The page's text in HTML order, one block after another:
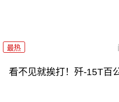
最热
看不见就挨打！歼-15T百